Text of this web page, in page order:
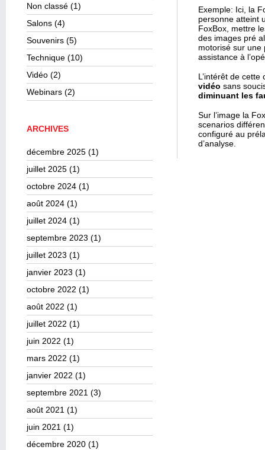
Non classé (1)
Salons (4)
Souvenirs (5)
Technique (10)
Vidéo (2)
Webinars (2)
ARCHIVES
décembre 2025 (1)
juillet 2025 (1)
octobre 2024 (1)
août 2024 (1)
juillet 2024 (1)
septembre 2023 (1)
juillet 2023 (1)
janvier 2023 (1)
octobre 2022 (1)
août 2022 (1)
juillet 2022 (1)
juin 2022 (1)
mars 2022 (1)
janvier 2022 (1)
septembre 2021 (3)
août 2021 (1)
juin 2021 (1)
décembre 2020 (1)
Exemple: Ici, la
personne atteint
FoxBox, mettre
des images pré
motorisé sur une
assistance à
L’intérêt de cette
vidéo sans
diminuant les
Sur l’image la
scenarios
configuré au
d’analyse.